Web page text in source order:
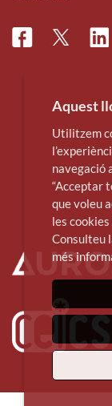
FacebookTwitter
Aquest
Utilitzem
navegació
“Acceptar
que voleu
les
Consulteu
més